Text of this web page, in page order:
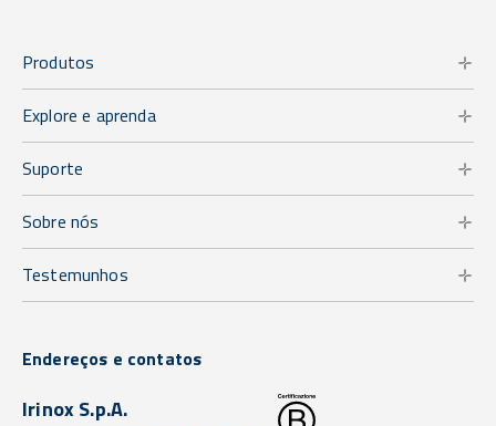
Produtos
Explore e aprenda
Suporte
Sobre nós
Testemunhos
Endereços e contatos
Irinox S.p.A.